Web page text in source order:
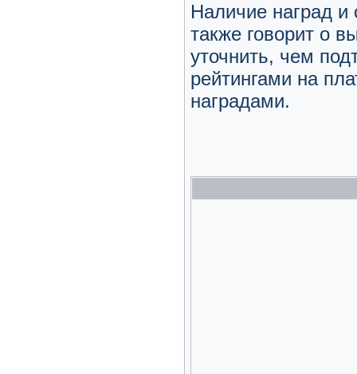
Наличие наград и
также говорит о
уточнить, чем
рейтингами на
наградами.